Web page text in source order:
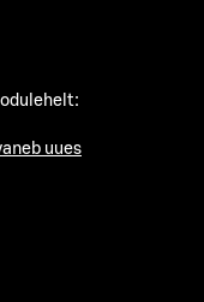
uues